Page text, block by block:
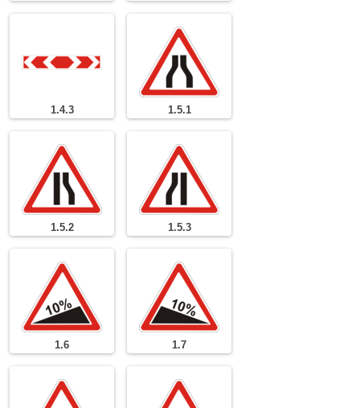
1.4.3 1.5.1
1.5.2 1.5.3
1.6 1.7